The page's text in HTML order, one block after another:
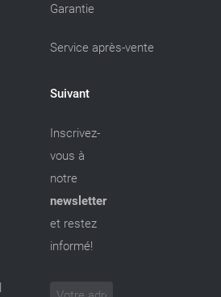
Garantie
Service après-vente
Suivant
Inscrivez-
vous à
notre
newsletter
et restez
informé!